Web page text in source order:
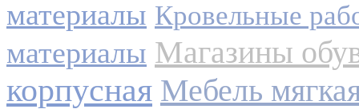
материалы Кровельные
материалы Магазины
корпусная Мебель